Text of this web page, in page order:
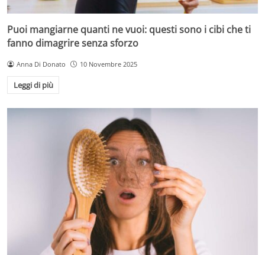
Puoi mangiarne quanti ne vuoi: questi sono i cibi che ti
fanno dimagrire senza sforzo
Anna Di Donato 10 Novembre 2025
Leggi di più